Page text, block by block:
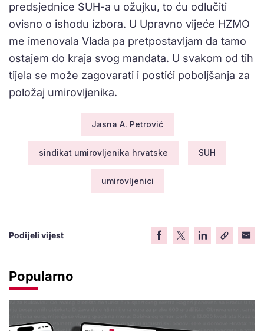
predsjednice SUH-a u ožujku, to ću odlučiti
ovisno o ishodu izbora. U Upravno vijeće HZMO
me imenovala Vlada pa pretpostavljam da tamo
ostajem do kraja svog mandata. U svakom od tih
tijela se može zagovarati i postići poboljšanja za
položaj umirovljenika.
Jasna A. Petrović
sindikat umirovljenika hrvatske SUH
umirovljenici
Podijeli vijest
Popularno